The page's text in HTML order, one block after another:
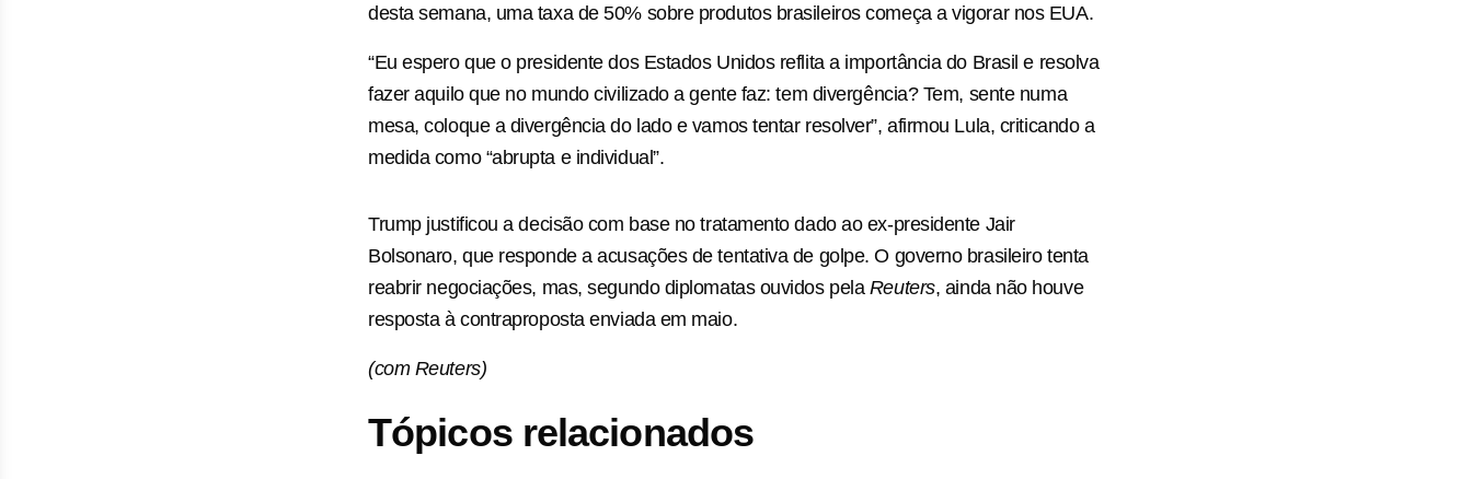
desta semana, uma taxa de 50% sobre produtos brasileiros começa a vigorar nos EUA.
“Eu espero que o presidente dos Estados Unidos reflita a importância do Brasil e resolva
fazer aquilo que no mundo civilizado a gente faz: tem divergência? Tem, sente numa
mesa, coloque a divergência do lado e vamos tentar resolver”, afirmou Lula, criticando a
medida como “abrupta e individual”.
Trump justificou a decisão com base no tratamento dado ao ex-presidente Jair
Bolsonaro, que responde a acusações de tentativa de golpe. O governo brasileiro tenta
reabrir negociações, mas, segundo diplomatas ouvidos pela Reuters, ainda não houve
resposta à contraproposta enviada em maio.
(com Reuters)
Tópicos relacionados